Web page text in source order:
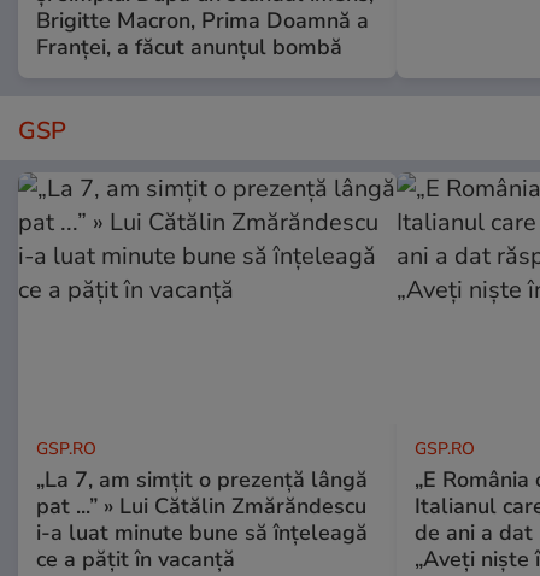
Brigitte Macron, Prima Doamnă a
Franței, a făcut anunțul bombă
GSP
GSP.RO
„La 7, am simțit o prezență lângă
pat ...” » Lui Cătălin Zmărăndescu
i-a luat minute bune să înțeleagă
ce a pățit în vacanță
GSP.RO
„E
Italianul
de ani a
„Aveți niște